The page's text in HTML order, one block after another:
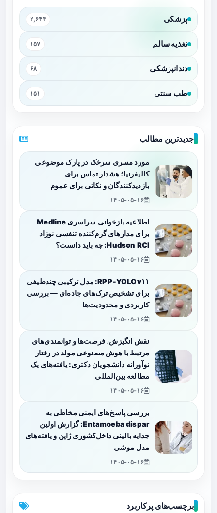
پزشکی ۲,۶۴۳
تغذیه سالم ۱۵۷
دندانپزشکی ۶۸
طب سنتی ۱۵۱
جدیدترین مطالب
مورد مسری سرخک در پارک موضوعی
کالیفرنیا؛ هشدار تماس برای
بازدیدکنندگان و نکاتی برای عموم
۱۴۰۵-۰۵-۱۶
اطلاعیه بازخوانی سراسری Medline
برای مدارهای گرم‌کننده تنفسی نوزاد
Hudson RCI: چه باید دانست؟
۱۴۰۵-۰۵-۱۶
RPP‑YOLOv۱۱: مدل ترکیبی چندطیفی
برای تشخیص ترک‌های جاده‌ای — بررسی
کاربردی و محدودیت‌ها
۱۴۰۵-۰۵-۱۶
نقش انگیزش، فرصت‌ها و توانمندی‌های
مرتبط با هوش مصنوعی مولد در رفتار
نوآورانه دانشجویان دکتری: یافته‌های یک
مطالعه بین‌المللی
۱۴۰۵-۰۵-۱۶
بررسی پاسخ‌های ایمنی مخاطی به
Entamoeba dispar: گزارش اولین
جدایه بالینی داخل‌کشوری ژاپن و یافته‌های
مدل موشی
۱۴۰۵-۰۵-۱۶
برچسب‌های پرکاربرد